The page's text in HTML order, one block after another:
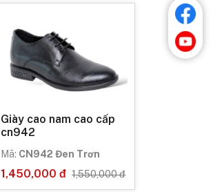
Giày cao nam cao cấp
cn942
Mã: CN942 Đen Trơn
1,450,000 đ 1,550,000 đ